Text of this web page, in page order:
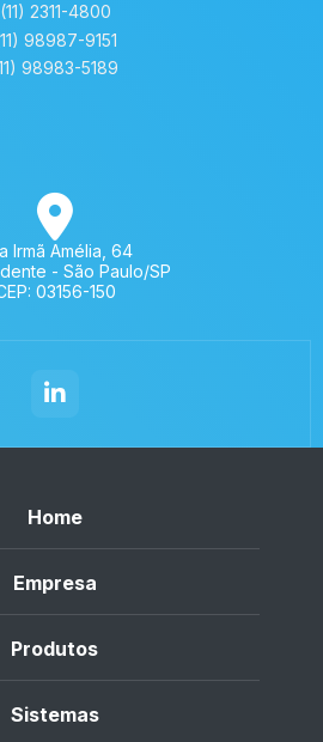
(11) 2311-4800
98987-9151
98983-5189
Irmã Amélia, 64
- São Paulo/SP
03156-150
Home
Empresa
Produtos
Sistemas